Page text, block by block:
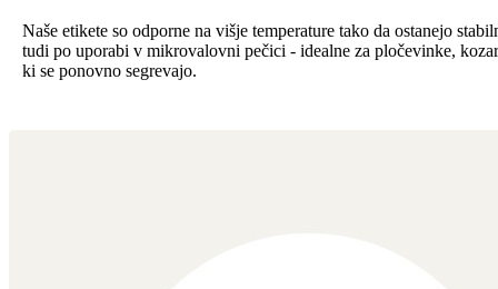
Naše etikete so odporne na višje temperature tako da ostanejo
tudi po uporabi v mikrovalovni pečici - idealne za pločevinke,
ki se ponovno segrevajo.